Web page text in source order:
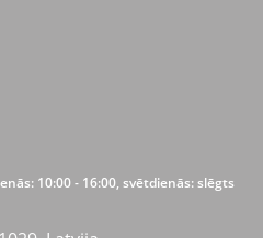
10:00 - 16:00, svētdienās: slēgts